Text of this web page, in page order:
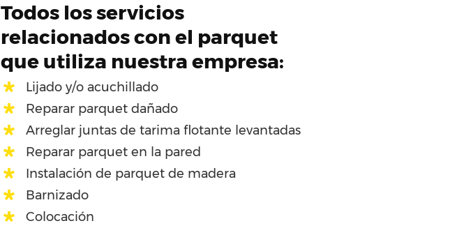
Todos los servicios
relacionados con el parquet
que utiliza nuestra empresa:
Lijado y/o acuchillado
Reparar parquet dañado
Arreglar juntas de tarima flotante levantadas
Reparar parquet en la pared
Instalación de parquet de madera
Barnizado
Colocación